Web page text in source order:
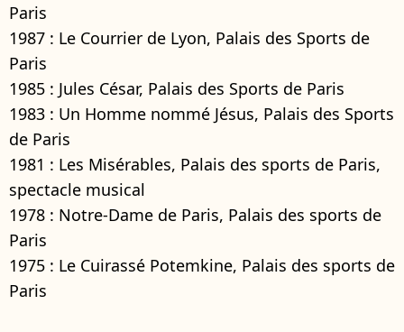
Paris
1987 : Le Courrier de Lyon, Palais des Sports de
Paris
1985 : Jules César, Palais des Sports de Paris
1983 : Un Homme nommé Jésus, Palais des Sports
de Paris
1981 : Les Misérables, Palais des sports de Paris,
spectacle musical
1978 : Notre-Dame de Paris, Palais des sports de
Paris
1975 : Le Cuirassé Potemkine, Palais des sports de
Paris